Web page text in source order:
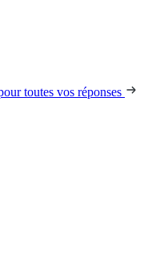
toutes vos réponses